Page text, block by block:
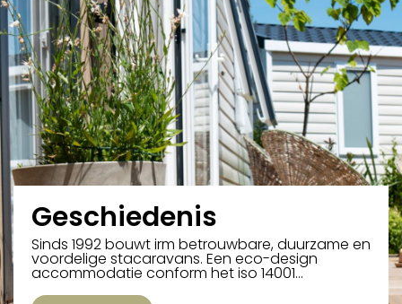
Geschiedenis
Sinds 1992 bouwt irm betrouwbare, duurzame en
voordelige stacaravans. Een eco-design
accommodatie conform het iso 14001…